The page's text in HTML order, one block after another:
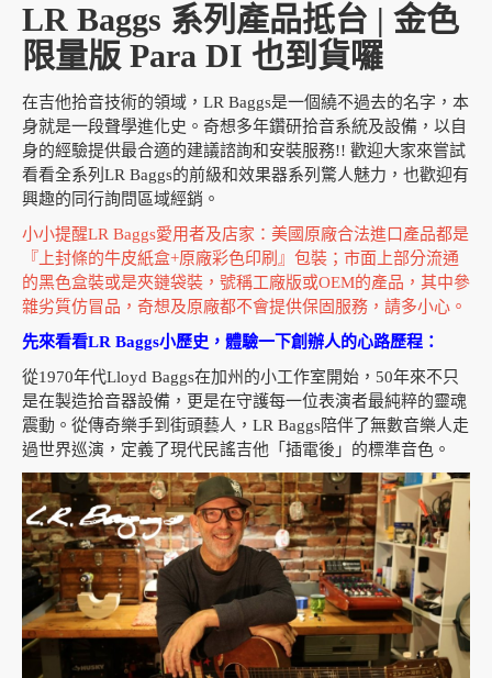
LR Baggs 系列產品抵台 | 金色
限量版 Para DI 也到貨囉
在吉他拾音技術的領域，LR Baggs是一個繞不過去的名字，本
身就是一段聲學進化史。奇想多年鑽研拾音系統及設備，以自
身的經驗提供最合適的建議諮詢和安裝服務!! 歡迎大家來嘗試
看看全系列LR Baggs的前級和效果器系列驚人魅力，也歡迎有
興趣的同行詢問區域經銷。
小小提醒LR Baggs愛用者及店家：美國原廠合法進口產品都是
『上封條的牛皮紙盒+原廠彩色印刷』包裝；市面上部分流通
的黑色盒裝或是夾鏈袋裝，號稱工廠版或OEM的產品，其中參
雜劣質仿冒品，奇想及原廠都不會提供保固服務，請多小心。
先來看看LR Baggs小歷史，體驗一下創辦人的心路歷程：
從1970年代Lloyd Baggs在加州的小工作室開始，50年來不只
是在製造拾音器設備，更是在守護每一位表演者最純粹的靈魂
震動。從傳奇樂手到街頭藝人，LR Baggs陪伴了無數音樂人走
過世界巡演，定義了現代民謠吉他「插電後」的標準音色。